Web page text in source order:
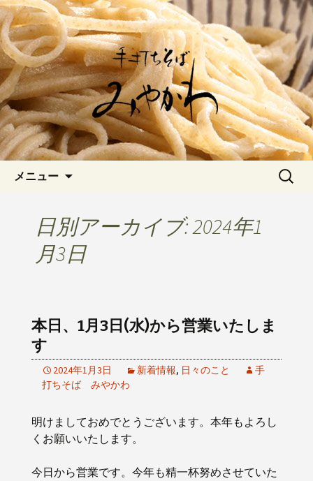
岡崎の「手打ちそば みやか
わ」のブログです
愛知県岡崎市でひっそりと佇む「手打
ちそばみやかわ」では自家製粉にこだ
わった一日十食限定の十割そばをお楽
しみいただけます。新しいそばや季節
の食材を使用した天婦羅メニューなど
新着情報はこちら
メニュー
検
日別アーカイブ: 2024年1
月3日
本日、1月3日(水)から営業いたしま
す
2024年1月3日 新着情報, 日々のこと
手
打ちそば みやかわ
明けましておめでとうございます。本年もよろし
くお願いいたします。
今日から営業です。今年も精一杯努めさせていた